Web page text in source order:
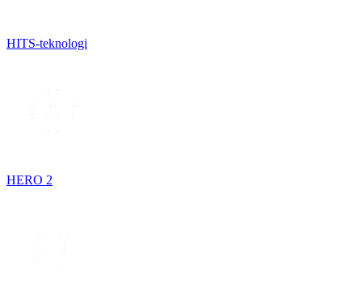
HITS-teknologi
HERO 2